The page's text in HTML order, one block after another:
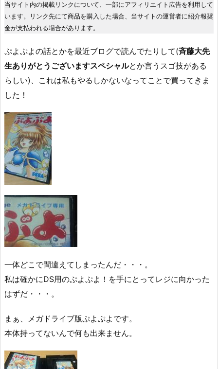
当サイト内の掲載リンクについて、一部にアフィリエイト広告を利用して
います。リンク先にて商品を購入した場合、当サイトの運営者に紹介報奨
金が支払われる場合があります。
ぷよぷよの話とかを最近ブログで読んでたりして(斉藤大先
生ありがとうございますスペシャルとか言うスゴ技がある
らしい)、これは私もやるしかないなってことで買ってきま
した！
一体どこで間違えてしまったんだ・・・。
私は確かにDS用のぷよぷよ！を手にとってレジに向かった
はずだ・・・。
まぁ、メガドライブ版ぷよぷよです。
本体持ってないんで何も出来ません。